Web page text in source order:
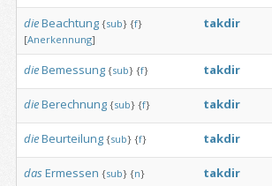
dieBeachtung {sub} {f}
[Anerkennung]
takdir
dieBemessung {sub} {f} takdir
dieBerechnung {sub} {f} takdir
dieBeurteilung {sub} {f} takdir
dasErmessen {sub} {n} takdir